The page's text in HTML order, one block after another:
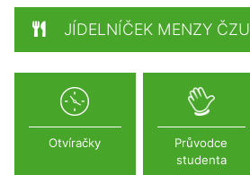
JÍDELNÍČEK MENZY ČZU
Otvíračky
Průvodce
studenta